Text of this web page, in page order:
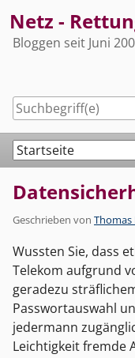
to
content
Netz -
Bloggen seit Juni
Navigation
Geschrieben von Thomas
Wussten Sie, dass
Telekom aufgrund
geradezu
Passwortauswahl
jedermann
Leichtigkeit fremde